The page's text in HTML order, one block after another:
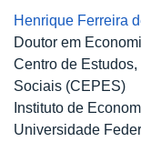
Henrique Ferreira
Doutor em
Centro de
Sociais (CEPES)
Instituto de
Universidade